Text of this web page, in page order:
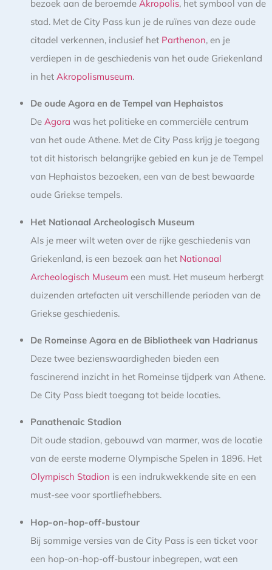
bezoek aan de beroemde Akropolis, het symbool van de
stad. Met de City Pass kun je de ruïnes van deze oude
citadel verkennen, inclusief het Parthenon, en je
verdiepen in de geschiedenis van het oude Griekenland
in het Akropolismuseum.
De oude Agora en de Tempel van Hephaistos
De Agora was het politieke en commerciële centrum
van het oude Athene. Met de City Pass krijg je toegang
tot dit historisch belangrijke gebied en kun je de Tempel
van Hephaistos bezoeken, een van de best bewaarde
oude Griekse tempels.
Het Nationaal Archeologisch Museum
Als je meer wilt weten over de rijke geschiedenis van
Griekenland, is een bezoek aan het Nationaal
Archeologisch Museum een must. Het museum herbergt
duizenden artefacten uit verschillende perioden van de
Griekse geschiedenis.
De Romeinse Agora en de Bibliotheek van Hadrianus
Deze twee bezienswaardigheden bieden een
fascinerend inzicht in het Romeinse tijdperk van Athene.
De City Pass biedt toegang tot beide locaties.
Panathenaic Stadion
Dit oude stadion, gebouwd van marmer, was de locatie
van de eerste moderne Olympische Spelen in 1896. Het
Olympisch Stadion is een indrukwekkende site en een
must-see voor sportliefhebbers.
Hop-on-hop-off-bustour
Bij sommige versies van de City Pass is een ticket voor
een hop-on-hop-off-bustour inbegrepen, wat een